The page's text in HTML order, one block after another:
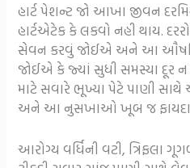
હાર્ટ પેશન્ટ જો આખા જીવન
હાર્ટએટેક કે લકવો નહી થાય.
સેવન કરવું જોઈએ અને આ
જોઈએ કે જ્યાં સુધી સમસ્યા દૂર
માટે સવારે ભૂખ્યા પેટે પાણી
અને આ નુસખાઓ ખૂબ જ
આરોગ્ય વર્ધિની વટી, ત્રિફલા